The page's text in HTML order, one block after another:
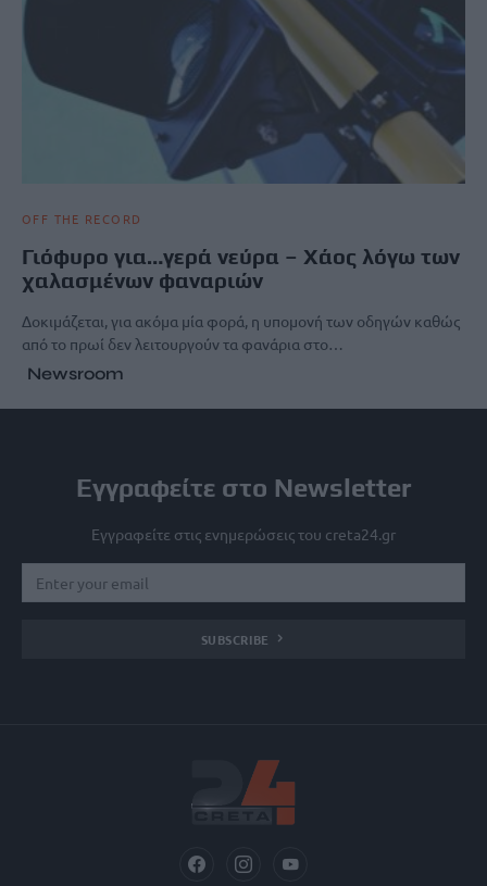
OFF THE RECORD
Γιόφυρο για…γερά νεύρα – Χάος λόγω των
χαλασμένων φαναριών
Δοκιμάζεται, για ακόμα μία φορά, η υπομονή των οδηγών καθώς
από το πρωί δεν λειτουργούν τα φανάρια στο…
Newsroom
Εγγραφείτε στο Newsletter
Εγγραφείτε στις ενημερώσεις του creta24.gr
SUBSCRIBE